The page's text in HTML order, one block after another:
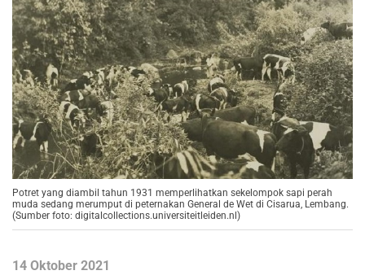
Potret yang diambil tahun 1931 memperlihatkan sekelompok sapi perah
muda sedang merumput di peternakan General de Wet di Cisarua, Lembang.
(Sumber foto: digitalcollections.universiteitleiden.nl)
14 Oktober 2021